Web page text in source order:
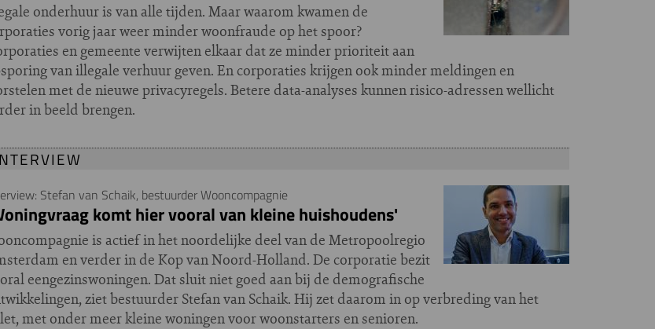
onderhuur is van alle tijden. Maar waarom kwamen de
vorig jaar weer minder woonfraude op het spoor?
en gemeente verwijten elkaar dat ze minder prioriteit aan
van illegale verhuur geven. En corporaties krijgen ook minder meldingen en
met de nieuwe privacyregels. Betere data-analyses kunnen risico-adressen wellicht
in beeld brengen.
Stefan van Schaik, bestuurder Wooncompagnie
komt hier vooral van kleine huishoudens'
is actief in het noordelijke deel van de Metropoolregio
en verder in de Kop van Noord-Holland. De corporatie bezit
eengezinswoningen. Dat sluit niet goed aan bij de demografische
ziet bestuurder Stefan van Schaik. Hij zet daarom in op verbreding van het
met onder meer kleine woningen voor woonstarters en senioren.